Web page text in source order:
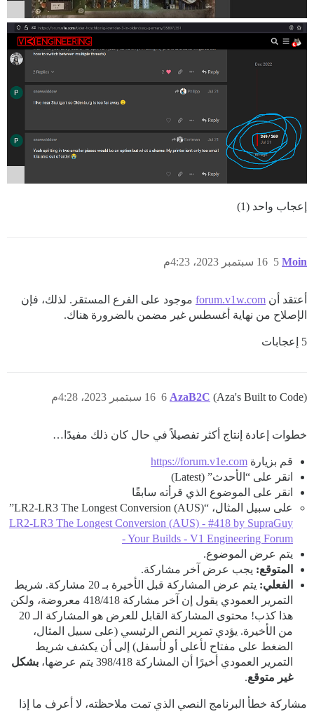
إعجاب واحد (1)
Moin 16 سبتمبر 2023، 4:23م 5
أعتقد أن forum.v1w.com موجود على الفرع المستقر. لذلك، فإن
الإصلاح من نهاية أغسطس غير مضمن بالضرورة هناك.
5 إعجابات
AzaB2C (Aza's Built to Code) 16 سبتمبر 2023، 4:28م 6
خطوات إعادة إنتاج أكثر تفصيلاً في حال كان ذلك مفيدًا…
قم بزيارة https://forum.v1e.com
انقر على “الأحدث” (Latest)
انقر على الموضوع الذي قرأته سابقًا
على سبيل المثال، “LR2-LR3 The Longest Conversion (AUS)”
LR2-LR3 The Longest Conversion (AUS) - #418 by SupraGuy
- Your Builds - V1 Engineering Forum
يتم عرض الموضوع.
المتوقع: يجب عرض آخر مشاركة.
الفعلي:
يتم عرض المشاركة قبل الأخيرة بـ 20 مشاركة. شريط
التمرير العمودي يقول إن آخر مشاركة 418/418 معروضة، ولكن
هذا كذب! محتوى المشاركة القابل للعرض هو المشاركة الـ 20
من الأخيرة. يؤدي تمرير النص الرئيسي (على سبيل المثال،
الضغط على مفتاح لأعلى أو لأسفل) إلى أن يكشف شريط
التمرير العمودي أخيرًا أن المشاركة 398/418 يتم عرضها،
بشكل
غير متوقع.
مشاركة خطأ البرنامج النصي الذي تمت ملاحظته، لا أعرف ما إذا